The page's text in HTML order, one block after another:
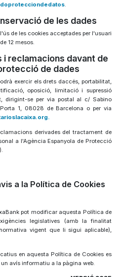
.
de les dades
de les cookies acceptades per l'usuari
12 mesos.
reclamacions davant de
de dades
exercir els drets daccés, portabilitat,
oposició, limitació i supressió
dirigint-se per via postal al c/ Sabino
1, 08028 de Barcelona o per via
derivades del tractament de
a l'Agència Espanyola de Protecció
).
a la Política de Cookies
pot modificar aquesta Política de
legislatives (amb la finalitat
vigent que li sigui aplicable),
en aquesta Política de Cookies es
avís informatiu a la pàgina web.